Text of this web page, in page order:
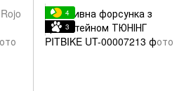
4
3